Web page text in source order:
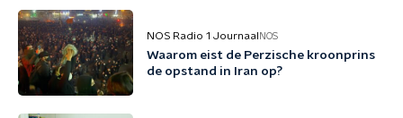
NOS Radio 1 Journaal NOS
Waarom eist de Perzische kroonprins
de opstand in Iran op?